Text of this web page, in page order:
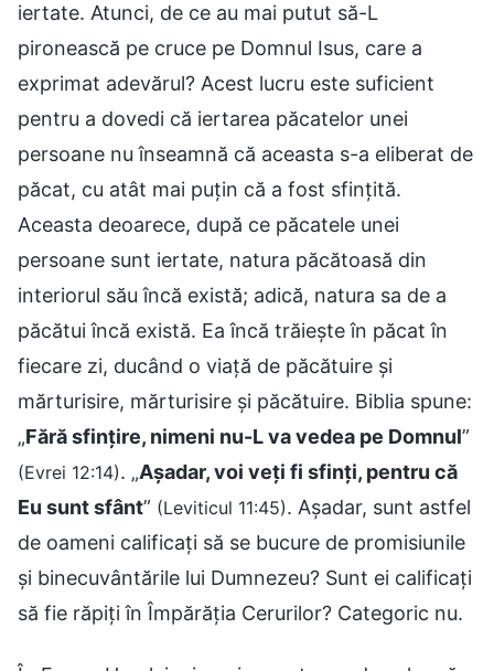
iertate. Atunci, de ce au mai putut să-L
pironească pe cruce pe Domnul Isus, care a
exprimat adevărul? Acest lucru este suficient
pentru a dovedi că iertarea păcatelor unei
persoane nu înseamnă că aceasta s-a eliberat de
păcat, cu atât mai puțin că a fost sfințită.
Aceasta deoarece, după ce păcatele unei
persoane sunt iertate, natura păcătoasă din
interiorul său încă există; adică, natura sa de a
păcătui încă există. Ea încă trăiește în păcat în
fiecare zi, ducând o viață de păcătuire și
mărturisire, mărturisire și păcătuire. Biblia spune:
„Fără sfințire, nimeni nu-L va vedea pe Domnul”
(Evrei 12:14). „Așadar, voi veți fi sfinți, pentru că
Eu sunt sfânt” (Leviticul 11:45). Așadar, sunt astfel
de oameni calificați să se bucure de promisiunile
și binecuvântările lui Dumnezeu? Sunt ei calificați
să fie răpiți în Împărăția Cerurilor? Categoric nu.